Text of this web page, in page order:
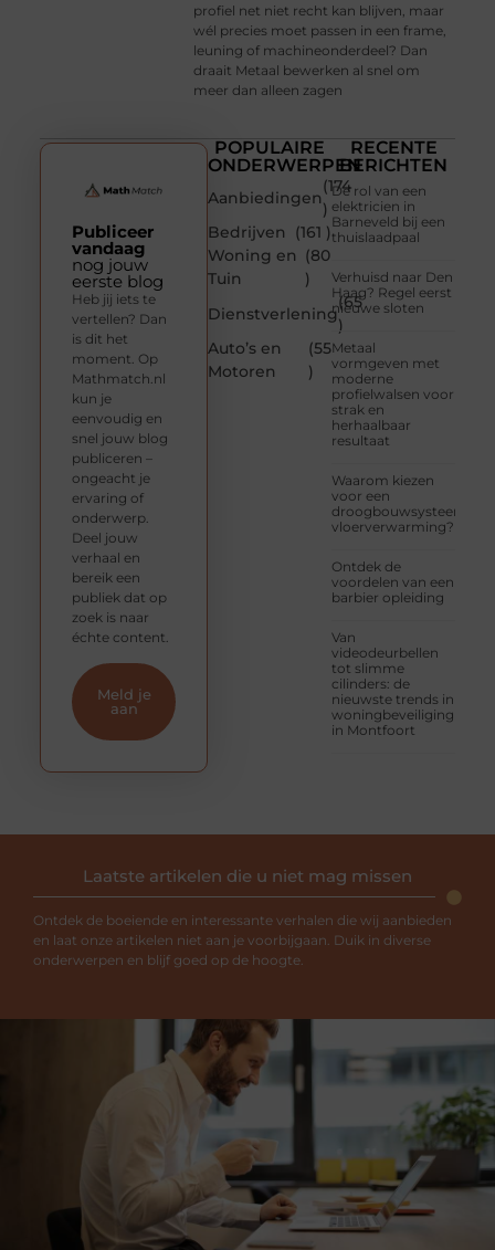
profiel net niet recht kan blijven, maar
wél precies moet passen in een frame,
leuning of machineonderdeel? Dan
draait Metaal bewerken al snel om
meer dan alleen zagen
POPULAIRE
ONDERWERPEN
Aanbiedingen
(174
)
Bedrijven
(161 )
Woning en
Tuin
(80
)
Dienstverlening
(65
)
Auto’s en
Motoren
(55
)
RECENTE
BERICHTEN
De rol van een
elektricien in
Barneveld bij een
thuislaadpaal
Verhuisd naar Den
Haag? Regel eerst
nieuwe sloten
Metaal
vormgeven met
moderne
profielwalsen voor
strak en
herhaalbaar
resultaat
Waarom kiezen
voor een
droogbouwsysteem
vloerverwarming?
Ontdek de
voordelen van een
barbier opleiding
Van
videodeurbellen
tot slimme
cilinders: de
nieuwste trends in
woningbeveiliging
in Montfoort
Publiceer
vandaag
nog jouw
eerste blog
Heb jij iets te
vertellen? Dan
is dit het
moment. Op
Mathmatch.nl
kun je
eenvoudig en
snel jouw blog
publiceren –
ongeacht je
ervaring of
onderwerp.
Deel jouw
verhaal en
bereik een
publiek dat op
zoek is naar
échte content.
Meld je
aan
Laatste artikelen die u niet mag missen
Ontdek de boeiende en interessante verhalen die wij aanbieden
en laat onze artikelen niet aan je voorbijgaan. Duik in diverse
onderwerpen en blijf goed op de hoogte.